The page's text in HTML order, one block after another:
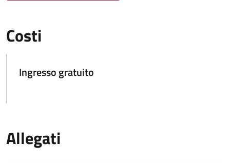
Costi
Ingresso gratuito
Allegati